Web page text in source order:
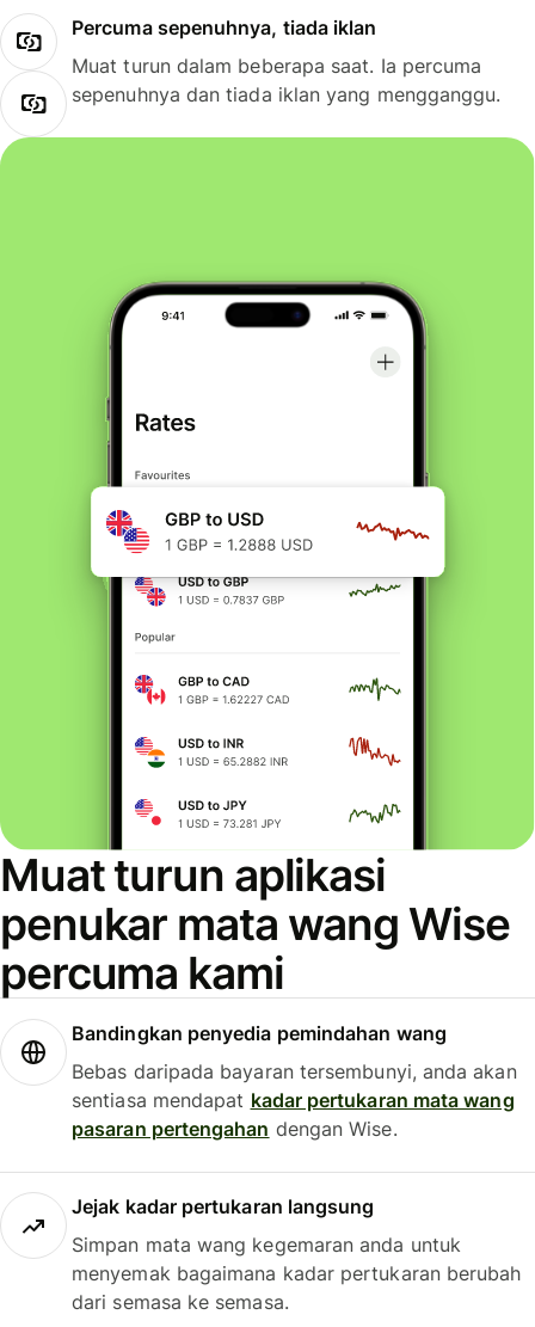
Percuma sepenuhnya, tiada iklan
Muat turun dalam beberapa saat. Ia percuma
sepenuhnya dan tiada iklan yang mengganggu.
Muat turun aplikasi
penukar mata wang Wise
percuma kami
Bandingkan penyedia pemindahan wang
Bebas daripada bayaran tersembunyi, anda akan
sentiasa mendapat kadar pertukaran mata wang
pasaran pertengahan dengan Wise.
Jejak kadar pertukaran langsung
Simpan mata wang kegemaran anda untuk
menyemak bagaimana kadar pertukaran berubah
dari semasa ke semasa.